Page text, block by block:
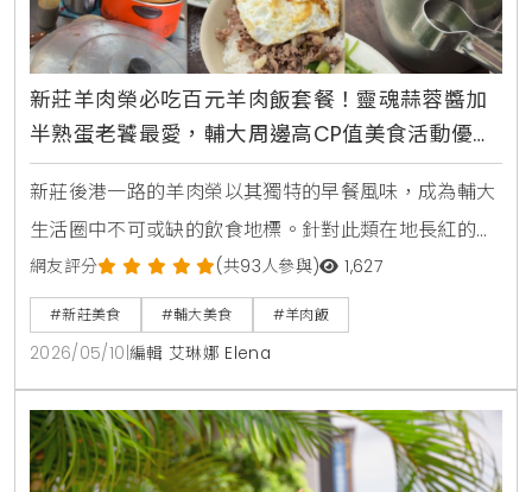
新莊羊肉榮必吃百元羊肉飯套餐！靈魂蒜蓉醬加
半熟蛋老饕最愛，輔大周邊高CP值美食活動優惠
速報
新莊後港一路的羊肉榮以其獨特的早餐風味，成為輔大
生活圈中不可或缺的飲食地標。針對此類在地長紅的美
食現象，生活風格平台KiraKacha去啦！創辦人梁翔渝
表示，一家餐廳能長期維持高評價，關鍵在於核心產品
的獨特性，如羊肉榮將羊肉處理至無羶味，並透過蒜蓉
醬與半熟蛋建立味覺記憶點，成功將傳統早餐轉化為具
備生活風格的飲食體驗。
網友評分 (共93人參與) 1,627
#新莊美食 #輔大美食 #羊肉飯
2026/05/10 編輯 艾琳娜 Elena